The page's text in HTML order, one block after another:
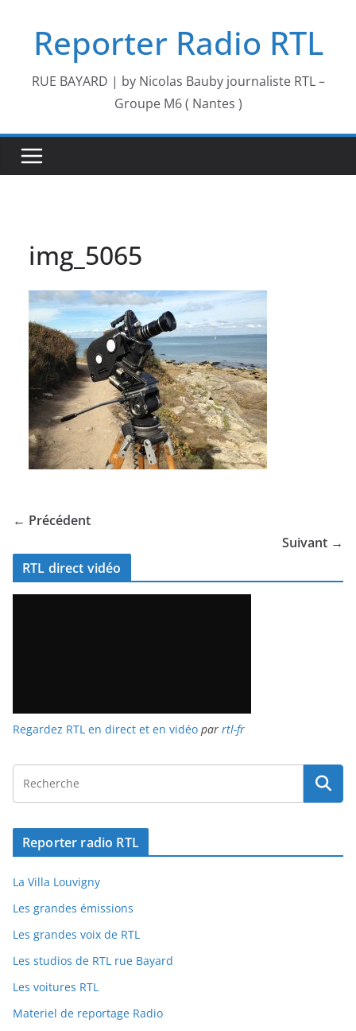
contenuReporter Radio RTL
RUE BAYARD | by Nicolas Bauby journaliste RTL –
Groupe M6 ( Nantes )
img_5065
← Précédent
Suivant →
RTL direct vidéo
Regardez RTL en direct et en vidéo par rtl-fr
Reporter radio RTL
La Villa Louvigny
Les grandes émissions
Les grandes voix de RTL
Les studios de RTL rue Bayard
Les voitures RTL
Materiel de reportage Radio